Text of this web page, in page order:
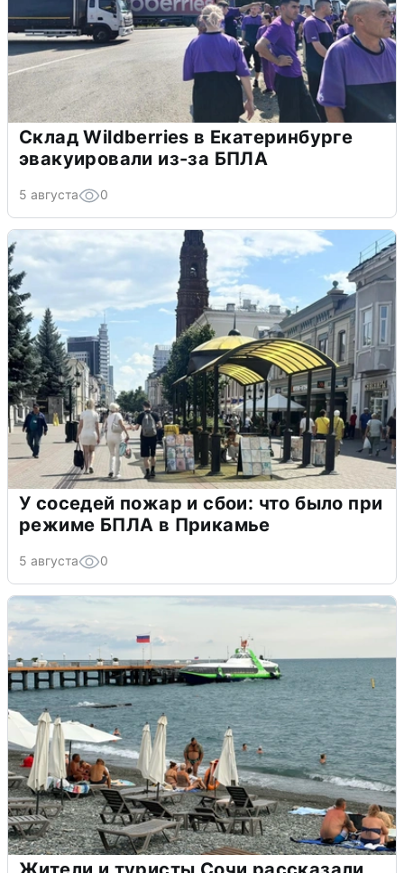
Склад Wildberries в Екатеринбурге
эвакуировали из-за БПЛА
5 августа 0
У соседей пожар и сбои: что было при
режиме БПЛА в Прикамье
5 августа 0